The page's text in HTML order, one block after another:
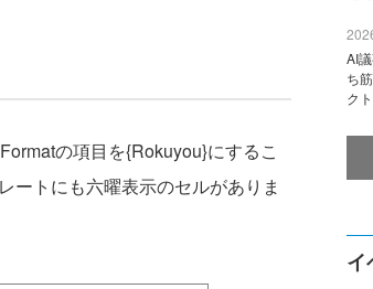
の項目を{Rokuyou}にするこ
ートにも六曜表示のセルがありま
AI
ち
ク
イ